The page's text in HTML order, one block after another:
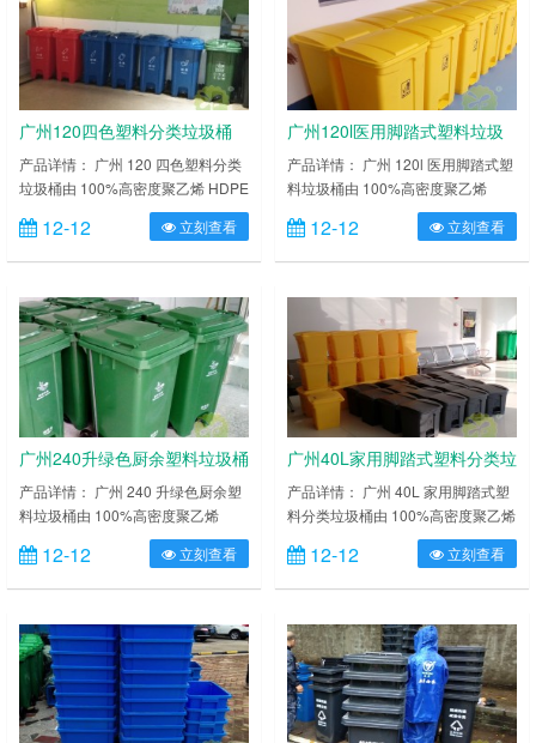
特别加厚，可经受各种外力，能
在-30℃~65℃区间温度内正常使
用。提供各种颜色（蓝、红、黄、
绿）的塑料垃圾桶供……
加厚，可经受各种外力，能
在-30℃~65℃区间温度内正常使
用。提供各种颜色（蓝、红、黄、
绿）的塑料垃圾桶供您选……
广州120四色塑料分类垃圾桶
产品详情： 广州 120 四色塑料分类
垃圾桶由 100%高密度聚乙烯 HDPE
或聚丙烯 PP 聚丙烯两种新全新塑胶
成分组成，耐弱酸碱腐蚀，桶体与桶
盖分别使用一次注塑制造而成。防漏
别加固加厚处理，边缘特别加厚，可
经受各种外力，能在-30℃~65℃区
间温度内正常使用。提供各种颜色
（蓝、红、黄、绿）的塑料垃圾桶供
您选择……
12-12 立刻查看
广州120l医用脚踏式塑料垃圾
桶
产品详情： 广州 120l 医用脚踏式塑
料垃圾桶由 100%高密度聚乙烯
HDPE 或聚丙烯 PP 聚丙烯两种新全
新塑胶成分组成，耐弱酸碱腐蚀，桶
体与桶盖分别使用一次注塑制造而
及底部特别加固加厚处理，边缘特别
加厚，可经受各种外力，能
在-30℃~65℃区间温度内正常使
用。提供各种颜色（蓝、红、黄、
绿）的塑料垃圾桶供您选择……
12-12 立刻查看
广州240升绿色厨余塑料垃圾桶
产品详情： 广州 240 升绿色厨余塑
料垃圾桶由 100%高密度聚乙烯
HDPE 或聚丙烯 PP 聚丙烯两种新全
新塑胶成分组成，耐弱酸碱腐蚀，桶
体与桶盖分别使用一次注塑制造而
及底部特别加固加厚处理，边缘特别
加厚，可经受各种外力，能
在-30℃~65℃区间温度内正常使
用。提供各种颜色（蓝、红、黄、
绿）的塑料垃圾桶供您选择组合
12-12 立刻查看
广州40L家用脚踏式塑料分类垃
圾桶
产品详情： 广州 40L 家用脚踏式塑
料分类垃圾桶由 100%高密度聚乙烯
HDPE 或聚丙烯 PP 聚丙烯两种新全
新塑胶成分组成，耐弱酸碱腐蚀，桶
体与桶盖分别使用一次注塑制造而
及底部特别加固加厚处理，边缘特别
加厚，可经受各种外力，能
在-30℃~65℃区间温度内正常使
用。提供各种颜色（蓝、红、黄、
绿）的塑料垃圾桶供您选择组……
12-12 立刻查看